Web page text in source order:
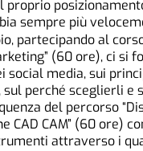
sempre più
partecipando al
(60 ore), ci si
social media, sui
perché sceglierli e
del percorso
CAD CAM” (60 ore)
attraverso i